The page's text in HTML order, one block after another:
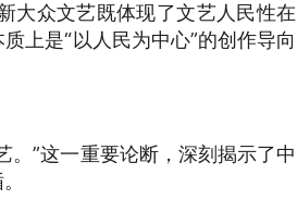
大众文艺既体现了文艺人民性在
上是“以人民为中心”的创作导向
。”这一重要论断，深刻揭示了中